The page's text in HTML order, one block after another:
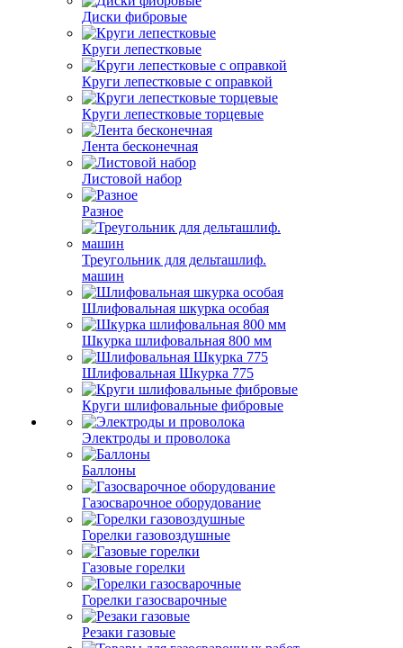
Диски фибровые
Круги лепестковые
Круги лепестковые с оправкой
Круги лепестковые торцевые
Лента бесконечная
Листовой набор
Разное
Треугольник для дельташлиф.
машин
Шлифовальная шкурка особая
Шкурка шлифовальная 800 мм
Шлифовальная Шкурка 775
Круги шлифовальные фибровые
Электроды и проволока
Баллоны
Газосварочное оборудование
Горелки газовоздушные
Газовые горелки
Горелки газосварочные
Резаки газовые